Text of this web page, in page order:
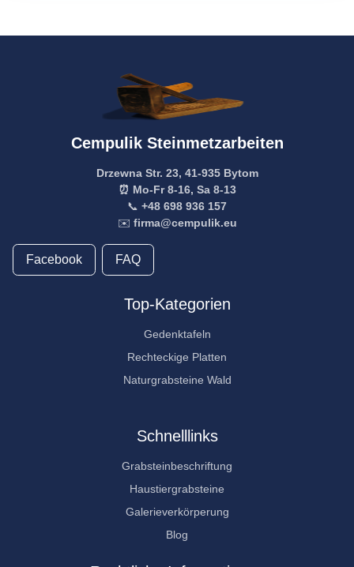
Cempulik Steinmetzarbeiten
Drzewna Str. 23, 41-935 Bytom
⏰ Mo-Fr 8-16, Sa 8-13
📞 +48 698 936 157
✉️ firma@cempulik.eu
Facebook FAQ
Top-Kategorien
Gedenktafeln
Rechteckige Platten
Naturgrabsteine Wald
Schnelllinks
Grabsteinbeschriftung
Haustiergrabsteine
Galerieverkörperung
Blog